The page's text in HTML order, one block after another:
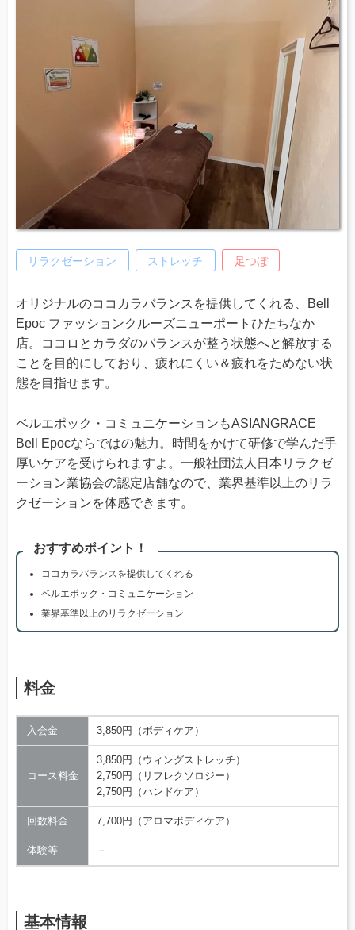
リラクゼーション ストレッチ 足つぼ
オリジナルのココカラバランスを提供してくれる、Bell
Epoc ファッションクルーズニューポートひたちなか
店。ココロとカラダのバランスが整う状態へと解放する
ことを目的にしており、疲れにくい＆疲れをためない状
態を目指せます。
ベルエポック・コミュニケーションもASIANGRACE
Bell Epocならではの魅力。時間をかけて研修で学んだ手
厚いケアを受けられますよ。一般社団法人日本リラクゼ
ーション業協会の認定店舗なので、業界基準以上のリラ
クゼーションを体感できます。
おすすめポイント！
ココカラバランスを提供してくれる
ベルエポック・コミュニケーション
業界基準以上のリラクゼーション
料金
入会金 3,850円（ボディケア）
コース料金
3,850円（ウィングストレッチ）
2,750円（リフレクソロジー）
2,750円（ハンドケア）
回数料金 7,700円（アロマボディケア）
体験等 －
基本情報